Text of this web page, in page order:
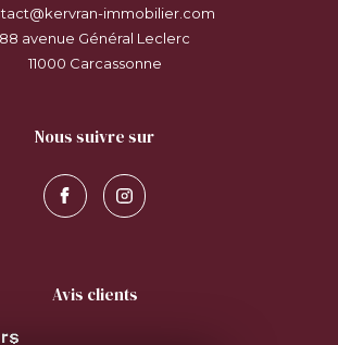
immobilier.com
88 avenue Général Leclerc
11000
carcassonne
nous suivre sur
avis clients